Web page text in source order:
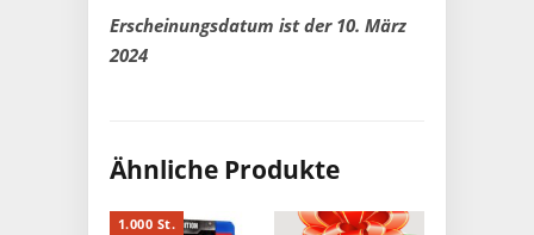
Erscheinungsdatum ist der 10. März
2024
Ähnliche Produkte
1.000 St.